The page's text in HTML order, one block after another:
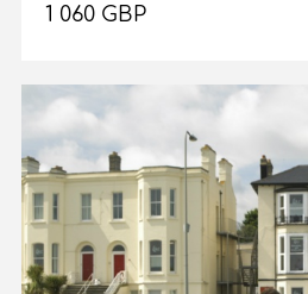
1 060 GBP